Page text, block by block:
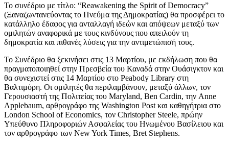
Το συνέδριο με τίτλο: “Reawakening the Spirit of Democracy”
(Ξαναζωντανεύοντας το Πνεύμα της Δημοκρατίας) θα προσφέρει το
κατάλληλο έδαφος για ανταλλαγή ιδεών και απόψεων μεταξύ των
ομιλητών αναφορικά με τους κινδύνους που απειλούν τη
δημοκρατία και πιθανές λύσεις για την αντιμετώπισή τους.
Το Συνέδριο θα ξεκινήσει στις 13 Μαρτίου, με εκδήλωση που θα
πραγματοποιηθεί στην Πρεσβεία του Καναδά στην Ουάσιγκτον και
θα συνεχιστεί στις 14 Μαρτίου στο Peabody Library στη
Βαλτιμόρη. Οι ομιλητές θα περιλαμβάνουν, μεταξύ άλλων, τoν
Γερουσιαστή της Πολιτείας του Maryland, Ben Cardin, την Anne
Applebaum, αρθρογράφο της Washington Post και καθηγήτρια στο
London School of Economics, τον Christopher Steele, πρώην
Υπεύθυνο Πληροφοριών Ασφαλείας του Ηνωμένου Βασίλειου και
τον αρθρογράφο των New York Times, Bret Stephens.